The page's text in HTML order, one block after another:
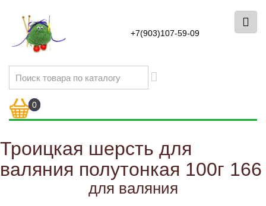
+7(903)107-59-09
0
Троицкая шерсть для
валяния полутонкая 100г 166
для валяния